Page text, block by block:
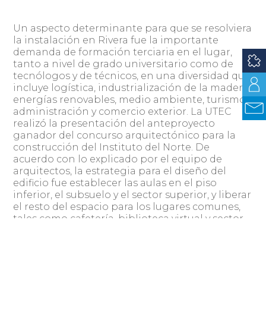
Un aspecto determinante para que se resolviera
la instalación en Rivera fue la importante
demanda de formación terciaria en el lugar,
tanto a nivel de grado universitario como de
tecnólogos y de técnicos, en una diversidad que
incluye logística, industrialización de la madera,
energías renovables, medio ambiente, turismo,
administración y comercio exterior. La UTEC
realizó la presentación del anteproyecto
ganador del concurso arquitectónico para la
construcción del Instituto del Norte. De
acuerdo con lo explicado por el equipo de
arquitectos, la estrategia para el diseño del
edificio fue establecer las aulas en el piso
inferior, el subsuelo y el sector superior, y liberar
el resto del espacio para los lugares comunes,
tales como cafetería, biblioteca virtual y sector